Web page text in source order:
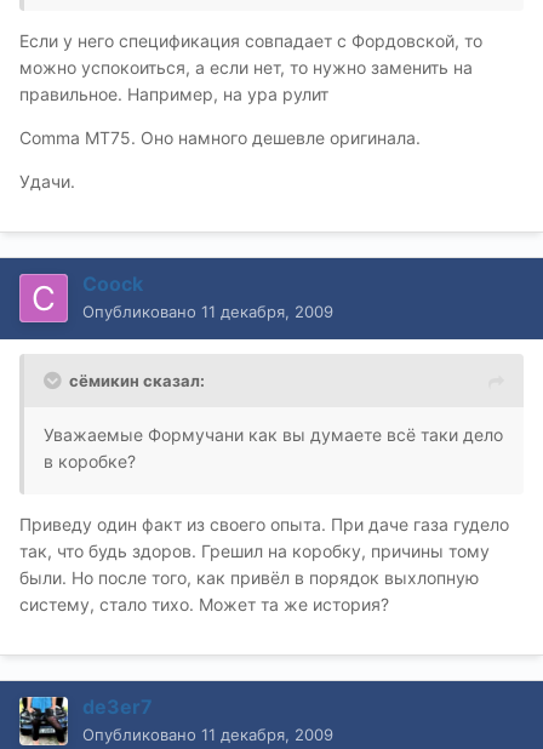
Если у него спецификация совпадает с Фордовской, то
можно успокоиться, а если нет, то нужно заменить на
правильное. Например, на ура рулит
Commа МТ75. Оно намного дешевле оригинала.
Удачи.
Coock
Опубликовано 11 декабря, 2009
сёмикин сказал:
Уважаемые Формучани как вы думаете всё таки дело
в коробке?
Приведу один факт из своего опыта. При даче газа гудело
так, что будь здоров. Грешил на коробку, причины тому
были. Но после того, как привёл в порядок выхлопную
систему, стало тихо. Может та же история?
de3er7
Опубликовано 11 декабря, 2009